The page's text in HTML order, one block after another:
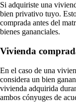
Si adquiriste una
bien privativo tuyo.
comprada antes del
bienes gananciales.
Vivienda
En el caso de una
considera un bien
vivienda adquirida
ambos cónyuges de